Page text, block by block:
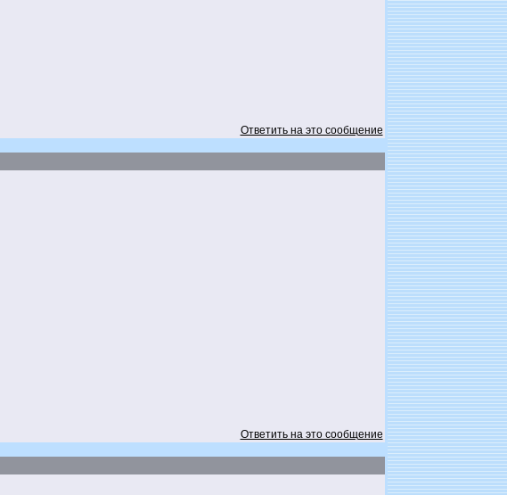
Ответить на это сообщение
Ответить на это сообщение